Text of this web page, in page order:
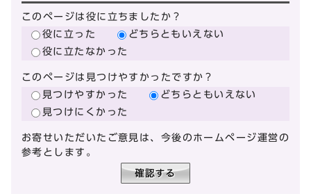
このページは役に立ちましたか？
役に立った
どちらともいえない
役に立たなかった
このページは見つけやすかったですか？
見つけやすかった
どちらともいえない
見つけにくかった
お寄せいただいたご意見は、今後のホームページ運営の
参考とします。